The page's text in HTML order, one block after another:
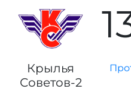
Крылья
Советов-2